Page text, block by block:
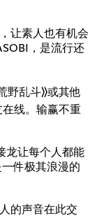
让素人也有机会
，是流行还
野乱斗》或其他
线。输赢不重
龙让每个人都能
件极其浪漫的
的声音在此交